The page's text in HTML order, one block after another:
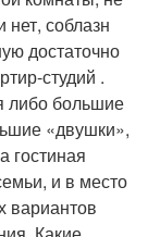
соблазн
достаточно
студий .
либо большие
«двушки»,
гостиная
и в место
вариантов